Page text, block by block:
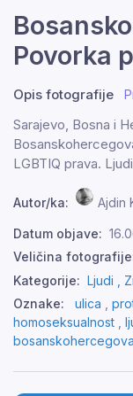
Povorka
Opis fotografije
Sarajevo, Bosna i
LGBTIQ prava.
Autor/ka: Ajdin
Datum objave:
Veličina
Kategorije: Ljudi ,
Oznake:
ulica
homoseksualnost